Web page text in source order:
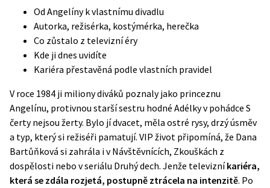
Od Angelíny k vlastnímu divadlu
Autorka, režisérka, kostýmérka, herečka
Co zůstalo z televizní éry
Kde ji dnes uvidíte
Kariéra přestavěná podle vlastních pravidel
V roce 1984 ji miliony diváků poznaly jako princeznu
Angelínu, protivnou starší sestru hodné Adélky v pohádce S
čerty nejsou žerty. Bylo jí dvacet, měla ostré rysy, drzý úsměv
a typ, který si režiséři pamatují. VIP život připomíná, že Dana
Bartůňková si zahrála i v Návštěvnících, Zkouškách z
dospělosti nebo v seriálu Druhý dech. Jenže televizníkariéra,
která se zdála rozjetá, postupně ztrácela na intenzitě. Po